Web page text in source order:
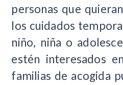
personas que
los cuidados
niño, niña o
estén interesados
familias de acogida